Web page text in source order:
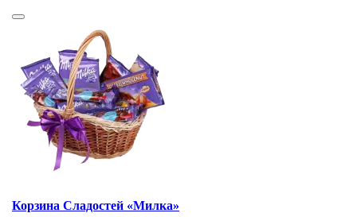
Корзина Сладостей «Милка»